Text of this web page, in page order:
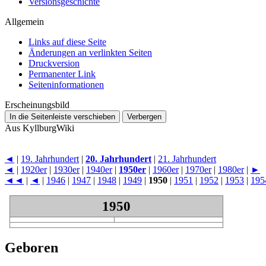
Allgemein
Links auf diese Seite
Änderungen an verlinkten Seiten
Druckversion
Permanenter Link
Seiten­­informationen
Erscheinungsbild
In die Seitenleiste verschieben Verbergen
Aus KyllburgWiki
◄ | 19. Jahrhundert | 20. Jahrhundert | 21. Jahrhundert
◄ | 1920er| 1930er| 1940er| 1950er | 1960er| 1970er| 1980er| ►
◄◄ | ◄ | 1946 | 1947 | 1948 | 1949 | 1950 | 1951 | 1952 | 1953 |
1950
Geboren